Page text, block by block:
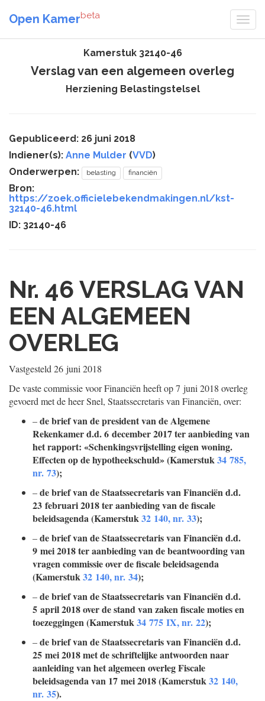
Open Kamerbeta
Kamerstuk 32140-46
Verslag van een algemeen overleg
Herziening Belastingstelsel
Gepubliceerd: 26 juni 2018
Indiener(s): Anne Mulder (VVD)
Onderwerpen:
belasting financiën
Bron:
https://zoek.officielebekendmakingen.nl/kst-
32140-46.html
ID: 32140-46
Nr. 46 VERSLAG VAN
EEN ALGEMEEN
OVERLEG
Vastgesteld 26 juni 2018
De vaste commissie voor Financiën heeft op 7 juni 2018 overleg
gevoerd met de heer Snel, Staatssecretaris van Financiën, over:
–de brief van de president van de Algemene
Rekenkamer d.d. 6 december 2017 ter aanbieding van
het rapport: «Schenkingsvrijstelling eigen woning.
Effecten op de hypotheekschuld» (Kamerstuk34 785,
nr. 73);
–de brief van de Staatssecretaris van Financiën d.d.
23 februari 2018 ter aanbieding van de fiscale
beleidsagenda (Kamerstuk32 140, nr. 33);
–de brief van de Staatssecretaris van Financiën d.d.
9 mei 2018 ter aanbieding van de beantwoording van
vragen commissie over de fiscale beleidsagenda
(Kamerstuk32 140, nr. 34);
–de brief van de Staatssecretaris van Financiën d.d.
5 april 2018 over de stand van zaken fiscale moties en
toezeggingen (Kamerstuk34 775 IX, nr. 22);
–de brief van de Staatssecretaris van Financiën d.d.
25 mei 2018 met de schriftelijke antwoorden naar
aanleiding van het algemeen overleg Fiscale
beleidsagenda van 17 mei 2018 (Kamerstuk32 140,
nr. 35).